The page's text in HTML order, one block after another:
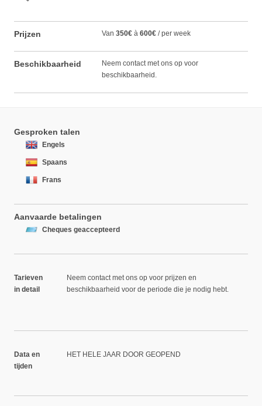
Prijzen Van 350€ à 600€ / per week
Beschikbaarheid
Neem contact met ons op voor
beschikbaarheid.
Gesproken talen
Engels
Spaans
Frans
Aanvaarde betalingen
Cheques geaccepteerd
Tarieven
in detail
Neem contact met ons op voor prijzen en
beschikbaarheid voor de periode die je nodig hebt.
Data en
tijden
HET HELE JAAR DOOR GEOPEND